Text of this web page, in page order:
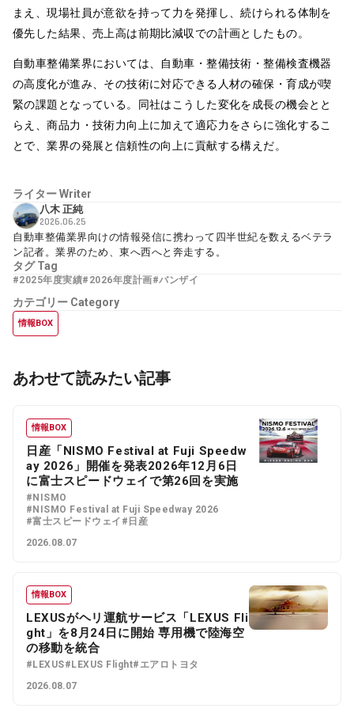
まえ、現場社員が意欲を持って力を発揮し、続けられる体制を
優先した結果、売上高は前期比減収での計画としたもの。
自動車整備業界においては、自動車・整備技術・整備検査機器
の高度化が進み、その技術に対応できる人材の確保・育成が喫
緊の課題となっている。同社はこうした変化を成長の機会とと
らえ、商品力・技術力向上に加えて適応力をさらに強化するこ
とで、業界の発展と信頼性の向上に貢献する構えだ。
ライターWriter
八木 正純
2026.06.25
自動車整備業界向けの情報発信に携わって四半世紀を数えるベテラ
ン記者。業界のため、東へ西へと奔走する。
タグTag
#2025年度実績#2026年度計画#バンザイ
カテゴリー Category
情報BOX
あわせて読みたい記事
情報BOX
日産「NISMO Festival at Fuji Speedw
ay 2026」開催を発表2026年12月6日
に富士スピードウェイで第26回を実施
#NISMO
#NISMO Festival at Fuji Speedway 2026
#富士スピードウェイ #日産
2026.08.07
情報BOX
LEXUSがヘリ運航サービス「LEXUS Fli
ght」を8月24日に開始 専用機で陸海空
の移動を統合
#LEXUS#LEXUS Flight#エアロトヨタ
2026.08.07